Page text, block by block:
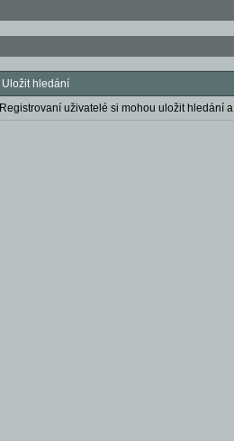
Uložit hledání
Registrovaní uživatelé si mohou uložit hledání